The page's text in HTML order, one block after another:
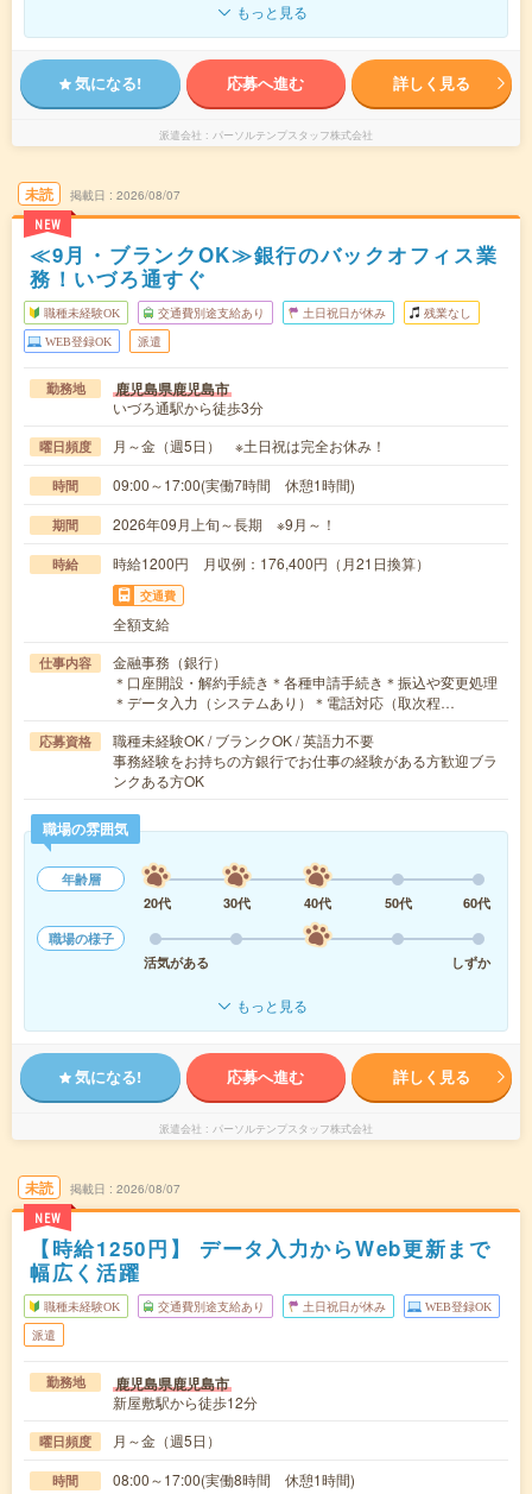
もっと見る
気になる! 応募へ進む 詳しく見る
派遣会社 パーソルテンプスタッフ株式会社
未読
NEW
掲載日 2026/08/07
≪9月・ブランクOK≫銀行のバックオフィス業
務！いづろ通すぐ
職種未経験OK 交通費別途支給あり 土日祝日が休み 残業なし
WEB登録OK 派遣
勤務地 鹿児島県鹿児島市
いづろ通駅から徒歩3分
曜日頻度 月～金（週5日） ※土日祝は完全お休み！
時間 09:00～17:00(実働7時間 休憩1時間)
期間 2026年09月上旬～長期 ※9月～！
時給 時給1200円 月収例：176,400円（月21日換算）
交通費
全額支給
仕事内容
金融事務（銀行）
＊口座開設・解約手続き＊各種申請手続き＊振込や変更処理
＊データ入力（システムあり）＊電話対応（取次程…
応募資格
職種未経験OK / ブランクOK / 英語力不要
事務経験をお持ちの方銀行でお仕事の経験がある方歓迎ブラ
ンクある方OK
職場の雰囲気
年齢層
20代
30代 40代 50代
60代
職場の様子
活気がある
しずか
もっと見る
気になる! 応募へ進む 詳しく見る
派遣会社 パーソルテンプスタッフ株式会社
未読
NEW
掲載日 2026/08/07
【時給1250円】 データ入力からWeb更新まで
幅広く活躍
職種未経験OK 交通費別途支給あり 土日祝日が休み WEB登録OK
派遣
勤務地 鹿児島県鹿児島市
新屋敷駅から徒歩12分
曜日頻度 月～金（週5日）
時間 08:00～17:00(実働8時間 休憩1時間)